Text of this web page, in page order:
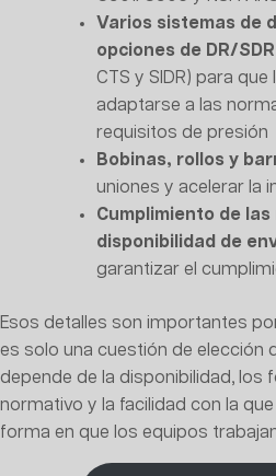
Varios sistemas de
opciones de DR/SDR
CTS y SIDR) para
adaptarse a las
requisitos de presión
Bobinas, rollos y
uniones y acelerar la
Cumplimiento de
disponibilidad de
garantizar el
Esos detalles son importantes
es solo una cuestión de elección
depende de la disponibilidad, los
normativo y la facilidad con la
forma en que los equipos